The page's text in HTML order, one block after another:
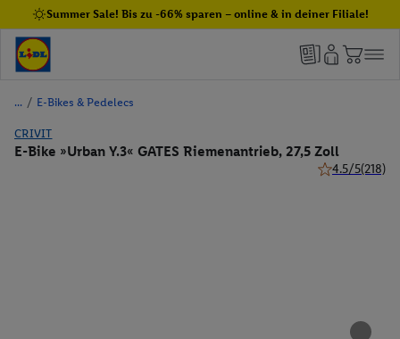
Summer Sale! Bis zu -66% sparen – online & in deiner Filiale!
/ E-Bikes & Pedelecs
CRIVIT
E-Bike »Urban Y.3« GATES Riemenantrieb, 27,5 Zoll
4.5/5(218)